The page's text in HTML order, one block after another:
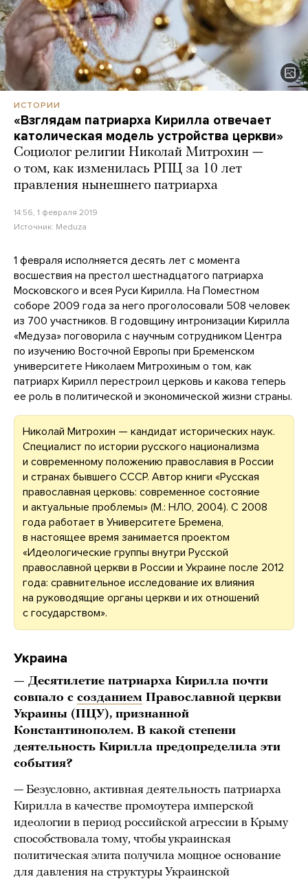
ИСТОРИИ
«Взглядам патриарха Кирилла отвечает
католическая модель устройства церкви»
Социолог религии Николай Митрохин —
о том, как изменилась РПЦ за 10 лет
правления нынешнего патриарха
14:56, 1 февраля 2019
Источник: Meduza
1 февраля исполняется десять лет с момента
восшествия на престол шестнадцатого патриарха
Московского и всея Руси Кирилла. На Поместном
соборе 2009 года за него проголосовали 508 человек
из 700 участников. В годовщину интронизации Кирилла
«Медуза» поговорила с научным сотрудником Центра
по изучению Восточной Европы при Бременском
университете Николаем Митрохиным о том, как
патриарх Кирилл перестроил церковь и какова теперь
ее роль в политической и экономической жизни страны.
Николай Митрохин — кандидат исторических наук.
Специалист по истории русского национализма
и современному положению православия в России
и странах бывшего СССР. Автор книги «Русская
православная церковь: современное состояние
и актуальные проблемы» (М.: НЛО, 2004). C 2008
года работает в Университете Бремена,
в настоящее время занимается проектом
«Идеологические группы внутри Русской
православной церкви в России и Украине после 2012
года: сравнительное исследование их влияния
на руководящие органы церкви и их отношений
с государством».
Украина
— Десятилетие патриарха Кирилла почти
совпало с созданием Православной церкви
Украины (ПЦУ), признанной
Константинополем. В какой степени
деятельность Кирилла предопределила эти
события?
— Безусловно, активная деятельность патриарха
Кирилла в качестве промоутера имперской
идеологии в период российской агрессии в Крыму
способствовала тому, чтобы украинская
политическая элита получила мощное основание
для давления на структуры Украинской